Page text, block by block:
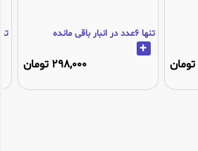
تنها 6عدد در انبار باقی مانده
+
298,000 تومان
تنها 1عدد